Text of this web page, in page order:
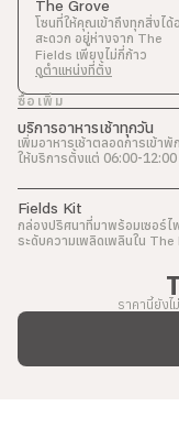
The Grove
โซนที่ให้คุณเข้าถึงทุกสิ่งได้
สะดวก อยู่ห่างจาก The
Fields เพียงไม่กี่ก้าว
ดูตำแหน่งที่ตั้ง
ซื้อเพิ่ม
บริการอาหารเช้าทุกวัน
เพิ่มอาหารเช้าตลอดการเข้า
ให้บริการตั้งแต่ 06:00-12:00
Fields Kit
กล่องปริศนาที่มาพร้อมเซอร์ไ
ระดับความเพลิดเพลินใน The
ราคานี้ยัง